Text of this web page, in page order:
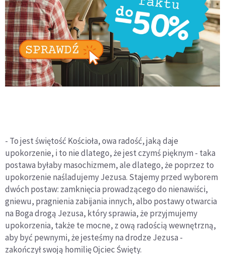
- To jest świętość Kościoła, owa radość, jaką daje
upokorzenie, i to nie dlatego, że jest czymś pięknym - taka
postawa byłaby masochizmem, ale dlatego, że poprzez to
upokorzenie naśladujemy Jezusa. Stajemy przed wyborem
dwóch postaw: zamknięcia prowadzącego do nienawiści,
gniewu, pragnienia zabijania innych, albo postawy otwarcia
na Boga drogą Jezusa, który sprawia, że przyjmujemy
upokorzenia, także te mocne, z ową radością wewnętrzną,
aby być pewnymi, że jesteśmy na drodze Jezusa -
zakończył swoją homilię Ojciec Święty.